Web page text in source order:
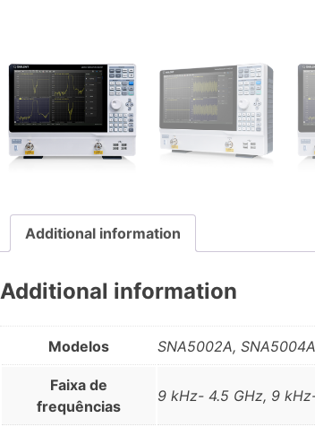
Additional information
Additional information
Modelos SNA5002A,
Faixa de
frequências
9 kHz- 4.5 GHz, 9